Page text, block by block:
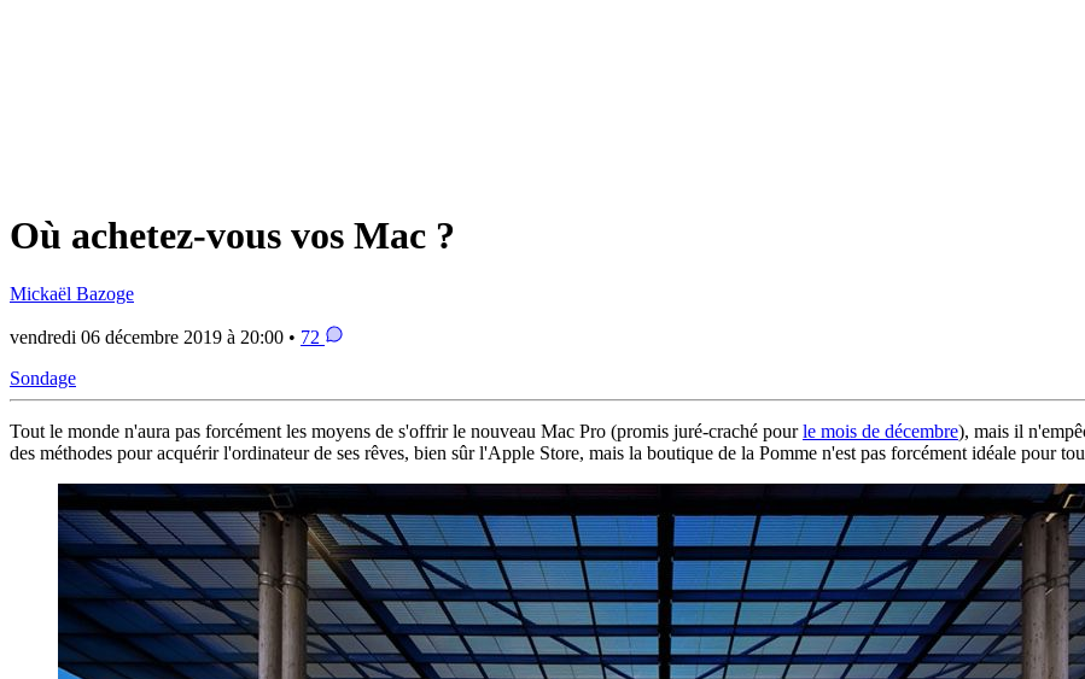
Où achetez-vous vos Mac ?
Mickaël Bazoge
vendredi 06 décembre 2019 à 20:00 • 72
Sondage
Tout le monde n'aura pas forcément les moyens de s'offrir le nouveau Mac Pro (promis juré-craché pourle mois de décembre), mais il
des méthodes pour acquérir l'ordinateur de ses rêves, bien sûr l'Apple Store, mais la boutique de la Pomme n'est pas forcément idéale pour